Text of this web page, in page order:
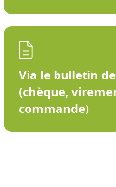
Via le bulletin
(chèque,
commande)